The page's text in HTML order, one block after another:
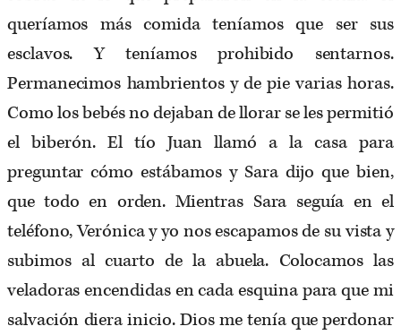
queríamos más comida teníamos que ser sus
esclavos. Y teníamos prohibido sentarnos.
Permanecimos hambrientos y de pie varias horas.
Como los bebés no dejaban de llorar se les permitió
el biberón. El tío Juan llamó a la casa para
preguntar cómo estábamos y Sara dijo que bien,
que todo en orden. Mientras Sara seguía en el
teléfono, Verónica y yo nos escapamos de su vista y
subimos al cuarto de la abuela. Colocamos las
veladoras encendidas en cada esquina para que mi
salvación diera inicio. Dios me tenía que perdonar